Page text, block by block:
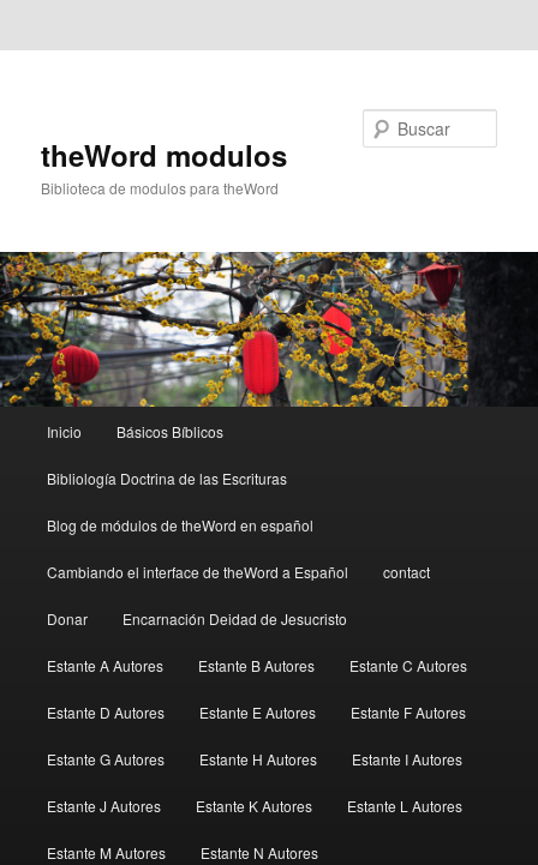
theWord modulos
Biblioteca de modulos para theWord
principal
Inicio Básicos Bíblicos
Bibliología Doctrina de las Escrituras
Blog de módulos de theWord en español
Cambiando el interface de theWord a Español contact
Donar Encarnación Deidad de Jesucristo
Estante A Autores Estante B Autores Estante C Autores
Estante D Autores Estante E Autores Estante F Autores
Estante G Autores Estante H Autores Estante I Autores
Estante J Autores Estante K Autores Estante L Autores
Estante M Autores Estante N Autores